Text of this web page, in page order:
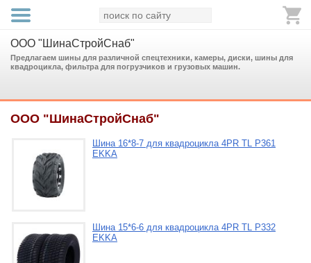
ООО "ШинаСтройСнаб"
Предлагаем шины для различной спецтехники, камеры, диски, шины для
квадроцикла, фильтра для погрузчиков и грузовых машин.
ООО "ШинаСтройСнаб"
Шина 16*8-7 для квадроцикла 4PR TL P361
EKKA
Шина 15*6-6 для квадроцикла 4PR TL P332
EKKA